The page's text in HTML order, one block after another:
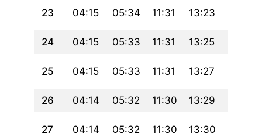
23 04:15 05:34 11:31 13:23
24 04:15 05:33 11:31 13:25
25 04:15 05:33 11:31 13:27
26 04:14 05:32 11:30 13:29
27 04:14 05:32 11:30 13:30